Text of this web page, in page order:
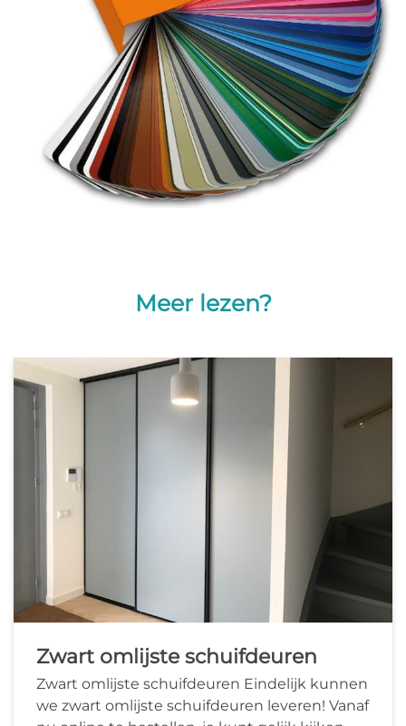
Meer lezen?
Zwart omlijste schuifdeuren
Zwart omlijste schuifdeuren Eindelijk kunnen
we zwart omlijste schuifdeuren leveren! Vanaf